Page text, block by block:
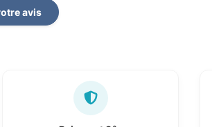
avis